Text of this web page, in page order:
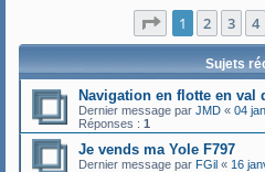
Page 1sur10
1 2 3 4
Sujets
Navigation en flotte en val
Dernier message par JMD « 04
Réponses : 1
Je vends ma Yole F797
Dernier message par FGil « 16